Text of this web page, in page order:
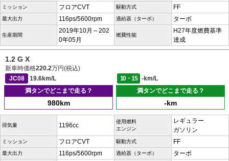
ミッション フロアCVT 駆動方式 FF
最大出力 116ps/5600rpm 過給器（ターボ） ターボ
生産期間
2019年10月～202
0年05月
燃費性能
H27年度燃費基準
達成
1.2 G X
新車時価格220.2万円(税込)
JC08
19.6km/L 10・15
-km/L
満タンでどこまで走る？
980km
満タンでどこまで走る？
-km
排気量 1196cc
使用燃料
エンジン
レギュラー
ガソリン
ミッション フロアCVT 駆動方式 FF
最大出力 116ps/5600rpm 過給器（ターボ） ターボ